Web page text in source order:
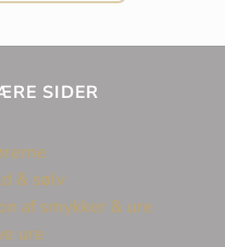
SIDER
& sølv
af smykker & ure
ure